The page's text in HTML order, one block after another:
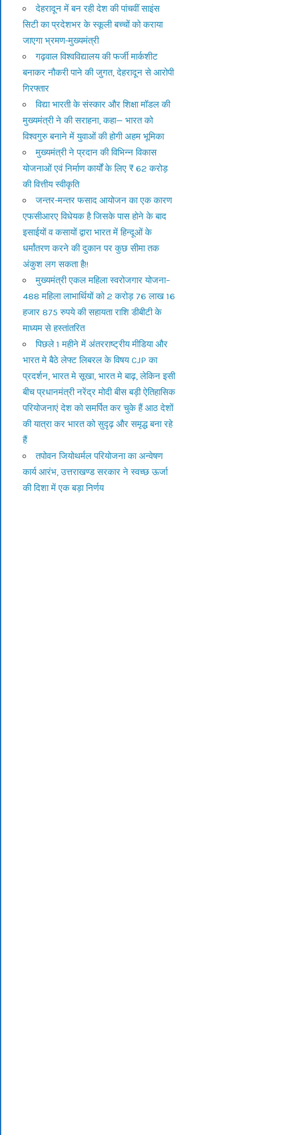
देहरादून में बन रही देश की पांचवीं साइंस
सिटी का प्रदेशभर के स्कूली बच्चों को कराया
जाएगा भ्रमण-मुख्यमंत्री
गढ़वाल विश्वविद्यालय की फर्जी मार्कशीट
बनाकर नौकरी पाने की जुगत, देहरादून से आरोपी
गिरफ्तार
विद्या भारती के संस्कार और शिक्षा मॉडल की
मुख्यमंत्री ने की सराहना, कहा— भारत को
विश्वगुरु बनाने में युवाओं की होगी अहम भूमिका
मुख्यमंत्री ने प्रदान की विभिन्न विकास
योजनाओं एवं निर्माण कार्यों के लिए ₹ 62 करोड़
की वित्तीय स्वीकृति
जन्तर-मन्तर फसाद आयोजन का एक कारण
एफसीआरए विधेयक है जिसके पास होने के बाद
इसाईयों व कसायों द्वारा भारत में हिन्दूओं के
धर्मांतरण करने की दुकान पर कुछ सीमा तक
अंकुश लग सकता है!!
मुख्यमंत्री एकल महिला स्वरोजगार योजना–
488 महिला लाभार्थियों को 2 करोड़ 76 लाख 16
हजार 875 रुपये की सहायता राशि डीबीटी के
माध्यम से हस्तांतरित
पिछले 1 महीने में अंतरराष्ट्रीय मीडिया और
भारत मे बैठे लेफ्ट लिबरल के विषय CJP का
प्रदर्शन, भारत मे सूखा, भारत मे बाढ़, लेकिन इसी
बीच प्रधानमंत्री नरेंद्र मोदी बीस बड़ी ऐतिहासिक
परियोजनाएं देश को समर्पित कर चुके हैं आठ देशों
की यात्रा कर भारत को सुदृढ़ और समृद्ध बना रहे
हैं
तपोवन जियोथर्मल परियोजना का अन्वेषण
कार्य आरंभ, उत्तराखण्ड सरकार ने स्वच्छ ऊर्जा
की दिशा में एक बड़ा निर्णय